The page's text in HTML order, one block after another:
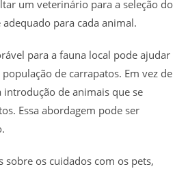
um veterinário para a seleção do
para cada animal.
para a fauna local pode ajudar
de carrapatos. Em vez de
introdução de animais que se
Essa abordagem pode ser
sobre os cuidados com os pets,